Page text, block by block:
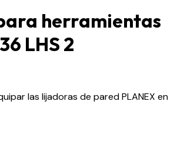
herramientas
LHS 2
las lijadoras de pared PLANEX en